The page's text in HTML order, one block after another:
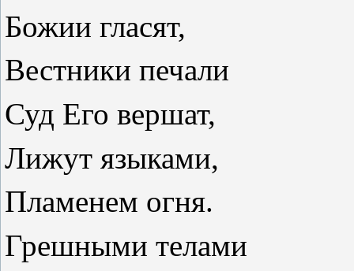
Божии гласят,
Вестники печали
Суд Его вершат,
Лижут языками,
Пламенем огня.
Грешными телами